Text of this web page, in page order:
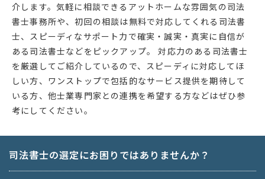
介します。気軽に相談できるアットホームな雰囲気の司法
書士事務所や、初回の相談は無料で対応してくれる司法書
士、スピーディなサポート力で確実・誠実・真実に自信が
ある司法書士などをピックアップ。 対応力のある司法書士
を厳選してご紹介しているので、スピーディに対応してほ
しい方、ワンストップで包括的なサービス提供を期待して
いる方、他士業専門家との連携を希望する方などはぜひ参
考にしてください。
司法書士の選定にお困りではありませんか？